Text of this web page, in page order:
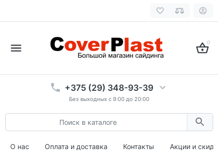
0
+375 (29) 348-93-39
Без выходных с 9:00 до 20:00
О нас Оплата и доставка Контакты Акции и